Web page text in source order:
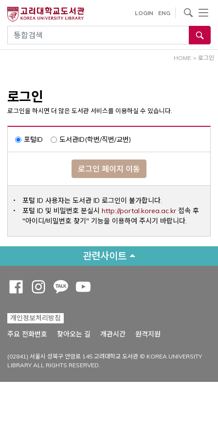
건
통합검색
LOGIN ENG
사이트내 검색
HOME > 로그인
로그인
로그인을 하시면 더 많은 도서관 서비스를 이용하실 수 있습니다.
포털ID 도서관ID(학번/직번/교번)
로그인 페이지 이동
포털 ID 사용자는 도서관 ID 로그인이 불가합니다.
포털 ID 및 비밀번호 분실시 http://portal.korea.ac.krOpens a
접속 후
"아이디/비밀번호 찾기" 기능을 이용하여 주시기 바랍니다.
관련사이트
개인정보처리방침
주요 전화번호
찾아오는 길 개관시간 원격지원
(02841) 서울시 성북구 안암로 145 고려대학교 도서관 © KOREA UNIVERSITY
LIBRARY ALL RIGHTS RESERVED.
Opens a new window
Opens a new window
Opens a new window